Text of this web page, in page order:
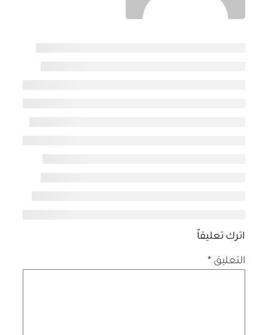
اترك تعليقاً
التعليق *